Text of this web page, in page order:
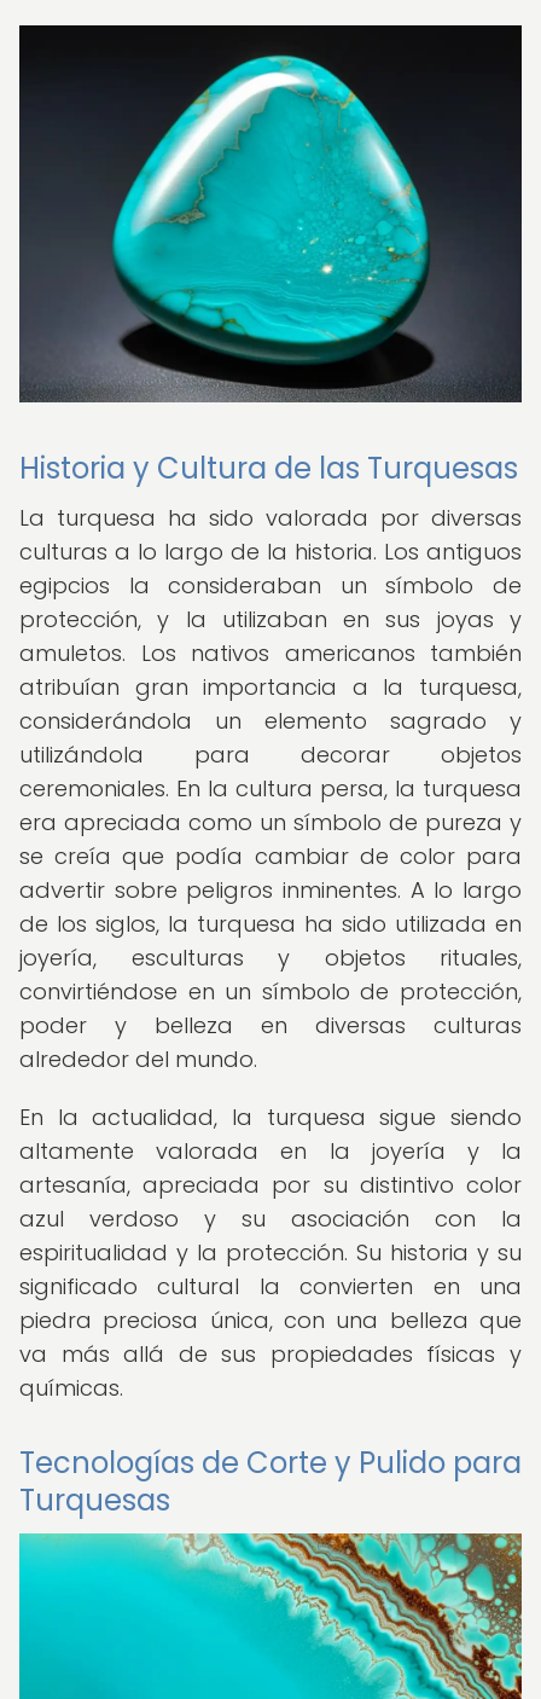
Historia y Cultura de las Turquesas
La turquesa ha sido valorada por diversas
culturas a lo largo de la historia. Los antiguos
egipcios la consideraban un símbolo de
protección, y la utilizaban en sus joyas y
amuletos. Los nativos americanos también
atribuían gran importancia a la turquesa,
considerándola un elemento sagrado y
utilizándola para decorar objetos
ceremoniales. En la cultura persa, la turquesa
era apreciada como un símbolo de pureza y
se creía que podía cambiar de color para
advertir sobre peligros inminentes. A lo largo
de los siglos, la turquesa ha sido utilizada en
joyería, esculturas y objetos rituales,
convirtiéndose en un símbolo de protección,
poder y belleza en diversas culturas
alrededor del mundo.
En la actualidad, la turquesa sigue siendo
altamente valorada en la joyería y la
artesanía, apreciada por su distintivo color
azul verdoso y su asociación con la
espiritualidad y la protección. Su historia y su
significado cultural la convierten en una
piedra preciosa única, con una belleza que
va más allá de sus propiedades físicas y
químicas.
Tecnologías de Corte y Pulido para
Turquesas